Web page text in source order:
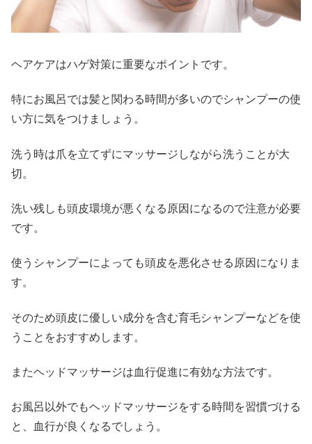
ヘアケアはハゲ対策に重要なポイントです。
特にお風呂では髪と関わる時間が多いのでシャンプーの使
い方に気をつけましょう。
洗う時は爪を立てずにマッサージしながら洗うことが大
切。
洗い残しも頭皮環境が悪くなる原因になるので注意が必要
です。
使うシャンプーによっても頭皮を悪化させる原因になりま
す。
そのため頭皮に優しい成分を含む育毛シャンプーなどを使
うことをおすすめします。
またヘッドマッサージは血行促進に有効な方法です。
お風呂以外でもヘッドマッサージをする時間を習慣づける
と、血行が良くなるでしょう。